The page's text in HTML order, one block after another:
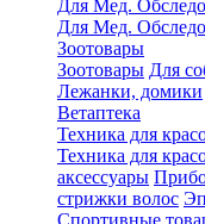
Для Мед.
Для Мед.
Зоотовары
Зоотовары Для
Лежанки, домики
Ветаптека
Техника для
Техника для
аксессуары
стрижки волос
Спортивные